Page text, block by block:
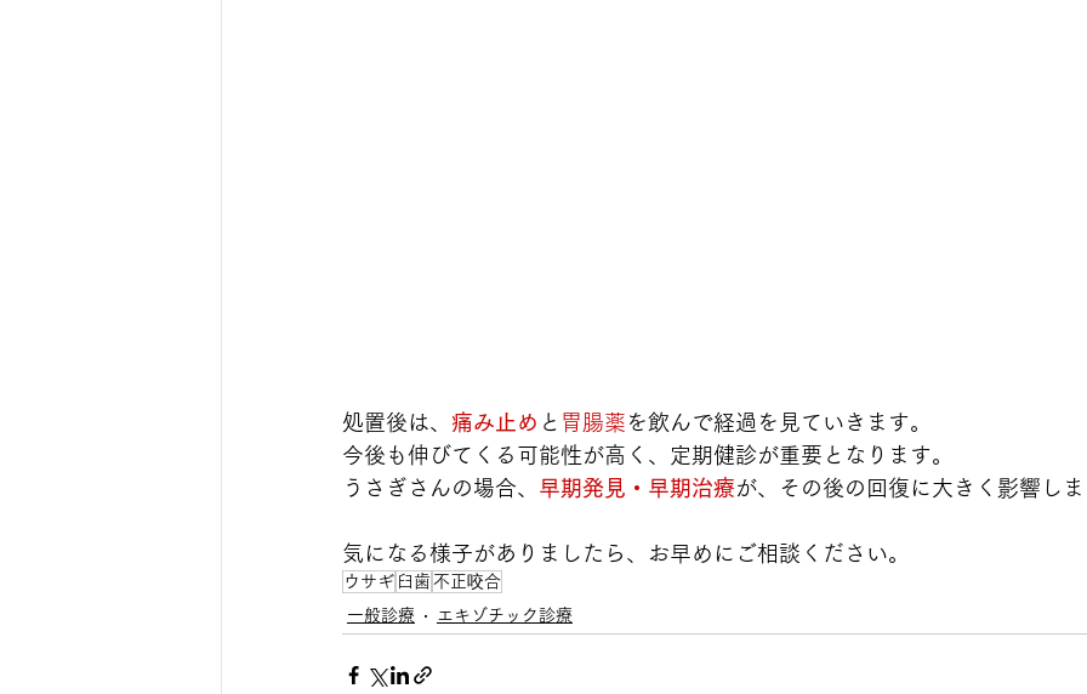
処置後は、 痛み止め と 胃腸薬 を飲んで経過を見ていきます。
今後も伸びてくる可能性が高く、定期健診が重要となります。
うさぎさんの場合、 早期発見・早期治療が、その後の回復に大きく影響し
気になる様子がありましたら、お早めにご相談ください。
ウサギ 臼歯 不正咬合
一般診療
エキゾチック診療